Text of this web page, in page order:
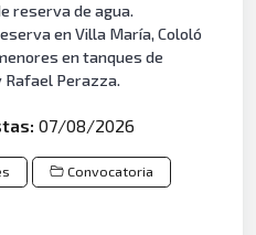
reserva de agua.
en Villa María, Cololó
en tanques de
Perazza.
07/08/2026
Convocatoria